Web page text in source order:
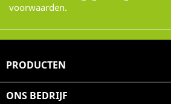
voorwaarden.
PRODUCTEN
ONS BEDRIJF